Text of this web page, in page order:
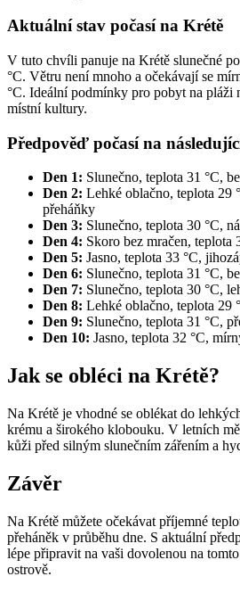
Aktuální stav počasí na Krétě
V tuto chvíli panuje na Krétě slunečné
°C. Větru není mnoho a očekávají se
°C. Ideální podmínky pro pobyt na pláži
místní kultury.
Předpověď počasí na
Den 1: Slunečno, teplota 31 °C,
Den 2: Lehké oblačno, teplota 29
přeháňky
Den 3: Slunečno, teplota 30 °C,
Den 4: Skoro bez mračen, teplota
Den 5: Jasno, teplota 33 °C,
Den 6: Slunečno, teplota 31 °C,
Den 7: Slunečno, teplota 30 °C,
Den 8: Lehké oblačno, teplota 29
Den 9: Slunečno, teplota 31 °C,
Den 10: Jasno, teplota 32 °C,
Jak se obléci na Krétě?
Na Krétě je vhodné se oblékat do
krému a širokého klobouku. V letních
kůži před silným slunečním zářením a
Závěr
Na Krétě můžete očekávat příjemné
přeháněk v průběhu dne. S aktuální
lépe připravit na vaši dovolenou na
ostrově.